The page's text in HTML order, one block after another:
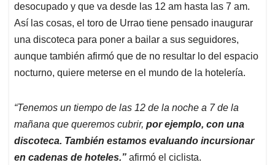
desocupado y que va desde las 12 am hasta las 7 am.
Así las cosas, el toro de Urrao tiene pensado inaugurar
una discoteca para poner a bailar a sus seguidores,
aunque también afirmó que de no resultar lo del espacio
nocturno, quiere meterse en el mundo de la hotelería.
“Tenemos un tiempo de las 12 de la noche a 7 de la
mañana que queremos cubrir, por ejemplo, con una
discoteca. También estamos evaluando incursionar
en cadenas de hoteles.” afirmó el ciclista.